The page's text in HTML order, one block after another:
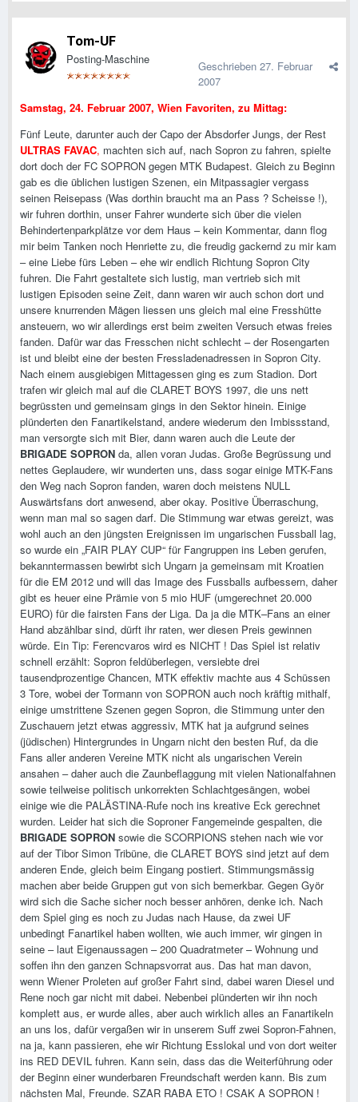
Tom-UF
Posting-Maschine Geschrieben 27. Februar
2007
Samstag, 24. Februar 2007, Wien Favoriten, zu Mittag:
Fünf Leute, darunter auch der Capo der Absdorfer Jungs, der Rest
ULTRAS FAVAC, machten sich auf, nach Sopron zu fahren, spielte
dort doch der FC SOPRON gegen MTK Budapest. Gleich zu Beginn
gab es die üblichen lustigen Szenen, ein Mitpassagier vergass
seinen Reisepass (Was dorthin braucht ma an Pass ? Scheisse !),
wir fuhren dorthin, unser Fahrer wunderte sich über die vielen
Behindertenparkplätze vor dem Haus – kein Kommentar, dann flog
mir beim Tanken noch Henriette zu, die freudig gackernd zu mir kam
– eine Liebe fürs Leben – ehe wir endlich Richtung Sopron City
fuhren. Die Fahrt gestaltete sich lustig, man vertrieb sich mit
lustigen Episoden seine Zeit, dann waren wir auch schon dort und
unsere knurrenden Mägen liessen uns gleich mal eine Fresshütte
ansteuern, wo wir allerdings erst beim zweiten Versuch etwas freies
fanden. Dafür war das Fresschen nicht schlecht – der Rosengarten
ist und bleibt eine der besten Fressladenadressen in Sopron City.
Nach einem ausgiebigen Mittagessen ging es zum Stadion. Dort
trafen wir gleich mal auf die CLARET BOYS 1997, die uns nett
begrüssten und gemeinsam gings in den Sektor hinein. Einige
plünderten den Fanartikelstand, andere wiederum den Imbissstand,
man versorgte sich mit Bier, dann waren auch die Leute der
BRIGADE SOPRON da, allen voran Judas. Große Begrüssung und
nettes Geplaudere, wir wunderten uns, dass sogar einige MTK-Fans
den Weg nach Sopron fanden, waren doch meistens NULL
Auswärtsfans dort anwesend, aber okay. Positive Überraschung,
wenn man mal so sagen darf. Die Stimmung war etwas gereizt, was
wohl auch an den jüngsten Ereignissen im ungarischen Fussball lag,
so wurde ein „FAIR PLAY CUP“ für Fangruppen ins Leben gerufen,
bekanntermassen bewirbt sich Ungarn ja gemeinsam mit Kroatien
für die EM 2012 und will das Image des Fussballs aufbessern, daher
gibt es heuer eine Prämie von 5 mio HUF (umgerechnet 20.000
EURO) für die fairsten Fans der Liga. Da ja die MTK–Fans an einer
Hand abzählbar sind, dürft ihr raten, wer diesen Preis gewinnen
würde. Ein Tip: Ferencvaros wird es NICHT ! Das Spiel ist relativ
schnell erzählt: Sopron feldüberlegen, versiebte drei
tausendprozentige Chancen, MTK effektiv machte aus 4 Schüssen
3 Tore, wobei der Tormann von SOPRON auch noch kräftig mithalf,
einige umstrittene Szenen gegen Sopron, die Stimmung unter den
Zuschauern jetzt etwas aggressiv, MTK hat ja aufgrund seines
(jüdischen) Hintergrundes in Ungarn nicht den besten Ruf, da die
Fans aller anderen Vereine MTK nicht als ungarischen Verein
ansahen – daher auch die Zaunbeflaggung mit vielen Nationalfahnen
sowie teilweise politisch unkorrekten Schlachtgesängen, wobei
einige wie die PALÄSTINA-Rufe noch ins kreative Eck gerechnet
wurden. Leider hat sich die Soproner Fangemeinde gespalten, die
BRIGADE SOPRON sowie die SCORPIONS stehen nach wie vor
auf der Tibor Simon Tribüne, die CLARET BOYS sind jetzt auf dem
anderen Ende, gleich beim Eingang postiert. Stimmungsmässig
machen aber beide Gruppen gut von sich bemerkbar. Gegen Györ
wird sich die Sache sicher noch besser anhören, denke ich. Nach
dem Spiel ging es noch zu Judas nach Hause, da zwei UF
unbedingt Fanartikel haben wollten, wie auch immer, wir gingen in
seine – laut Eigenaussagen – 200 Quadratmeter – Wohnung und
soffen ihn den ganzen Schnapsvorrat aus. Das hat man davon,
wenn Wiener Proleten auf großer Fahrt sind, dabei waren Diesel und
Rene noch gar nicht mit dabei. Nebenbei plünderten wir ihn noch
komplett aus, er wurde alles, aber auch wirklich alles an Fanartikeln
an uns los, dafür vergaßen wir in unserem Suff zwei Sopron-Fahnen,
na ja, kann passieren, ehe wir Richtung Esslokal und von dort weiter
ins RED DEVIL fuhren. Kann sein, dass das die Weiterführung oder
der Beginn einer wunderbaren Freundschaft werden kann. Bis zum
nächsten Mal, Freunde. SZAR RABA ETO ! CSAK A SOPRON !